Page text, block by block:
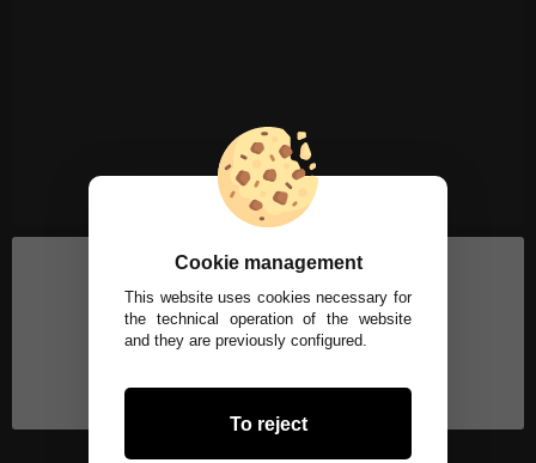
Cookie management
This website uses cookies necessary for
the technical operation of the website
and they are previously configured.
To reject